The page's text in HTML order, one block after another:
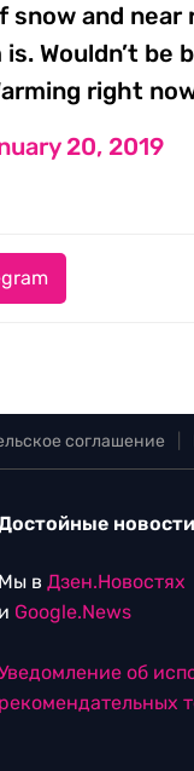
and near
Wouldn’t be
right
20, 2019
соглашение
новости
Мы в Дзен.Новостях
и Google.News
об
рекомендательных